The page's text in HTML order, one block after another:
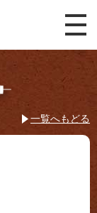
一覧へもどる